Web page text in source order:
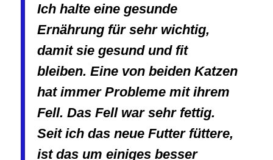
Ich halte eine gesunde
Ernährung für sehr wichtig,
damit sie gesund und fit
bleiben. Eine von beiden Katzen
hat immer Probleme mit ihrem
Fell. Das Fell war sehr fettig.
Seit ich das neue Futter füttere,
ist das um einiges besser